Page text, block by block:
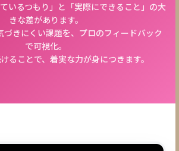
いるつもり」と「実際にできること」の大
きな差があります。
づきにくい課題を、プロのフィードバック
で可視化。
ることで、着実な力が身につきます。